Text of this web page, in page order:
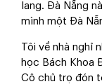
lang. Đà Nẵng
mình một Đà
Tôi về nhà nghỉ
học Bách Khoa
Cô chủ trọ đón